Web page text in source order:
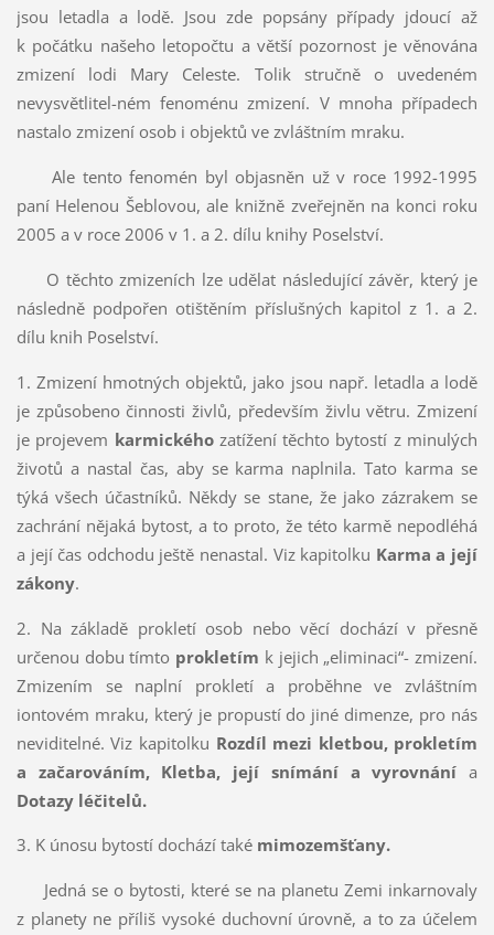
jsou letadla a lodě. Jsou zde popsány případy jdoucí až
k počátku našeho letopočtu a větší pozornost je věnována
zmizení lodi Mary Celeste. Tolik stručně o uvedeném
nevysvětlitel-ném fenoménu zmizení. V mnoha případech
nastalo zmizení osob i objektů ve zvláštním mraku.
Ale tento fenomén byl objasněn už v roce 1992-1995
paní Helenou Šeblovou, ale knižně zveřejněn na konci roku
2005 a v roce 2006 v 1. a 2. dílu knihy Poselství.
O těchto zmizeních lze udělat následující závěr, který je
následně podpořen otištěním příslušných kapitol z 1. a 2.
dílu knih Poselství.
1. Zmizení hmotných objektů, jako jsou např. letadla a lodě
je způsobeno činnosti živlů, především živlu větru. Zmizení
je projevem karmickéhozatížení těchto bytostí z minulých
životů a nastal čas, aby se karma naplnila. Tato karma se
týká všech účastníků. Někdy se stane, že jako zázrakem se
zachrání nějaká bytost, a to proto, že této karmě nepodléhá
a její čas odchodu ještě nenastal. Viz kapitolku Karma a její
zákony.
2. Na základě prokletí osob nebo věcí dochází v přesně
určenou dobu tímto prokletím k jejich „eliminaci“- zmizení.
Zmizením se naplní prokletí a proběhne ve zvláštním
iontovém mraku, který je propustí do jiné dimenze, pro nás
neviditelné. Viz kapitolku Rozdíl mezi kletbou, prokletím
a začarováním, Kletba, její snímání a vyrovnánía
Dotazy léčitelů.
3. K únosu bytostí dochází také mimozemšťany.
Jedná se o bytosti, které se na planetu Zemi inkarnovaly
z planety ne příliš vysoké duchovní úrovně, a to za účelem